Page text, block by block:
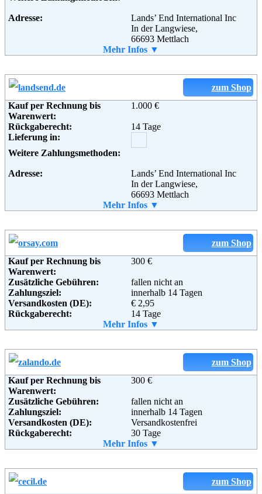
01067 Dresden
Telefon:
+49 (0351) 48123-0
+49 (0351) 48123 848
info@egoist.de
Soziale Kanäle:
Informationen:
Adresse:
Lands’ End International Inc
In der Langwiese,
66693 Mettlach
+49 (0) 00 90 90 100
Soziale Kanäle:
Weiterführende
Informationen:
Blog, AGB
Mehr Infos ▼
zum Shop
Kauf per Rechnung bis
Warenwert:
1.000 €
Rückgaberecht:
14 Tage
Lieferung in:
Weitere Zahlungsmethoden:
Adresse:
Lands’ End International Inc
In der Langwiese,
66693 Mettlach
+49 (0) 00 90 90 100
Soziale Kanäle:
Weiterführende
Informationen:
AGB
Mehr Infos ▼
zum Shop
Kauf per Rechnung bis
Warenwert:
300 €
Zusätzliche Gebühren:
fallen nicht an
Zahlungsziel:
innerhalb 14 Tagen
Versandkosten (DE):
€ 2,95
Rückgaberecht:
14 Tage
Ja
Weitere Zahlungsmethoden:
Adresse:
ORSAY GmbH
D-77731 Willstätt-Sand
Telefon:
+49 (0) 800 - 67 72 92 66
Email:
info@orsay.com
Soziale Kanäle:
Weiterführende
Informationen:
Mehr Infos ▼
zum Shop
Kauf per Rechnung bis
Warenwert:
300 €
Zusätzliche Gebühren:
fallen nicht an
Zahlungsziel:
innerhalb 14 Tagen
Versandkosten (DE):
Versandkostenfrei
Rückgaberecht:
30 Tage
Ja
Weitere Zahlungsmethoden:
Mehr Infos ▼
zum Shop